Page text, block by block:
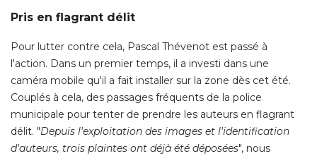
Pris en flagrant délit
Pour lutter contre cela, Pascal Thévenot est passé à
l'action. Dans un premier temps, il a investi dans une
caméra mobile qu'il a fait installer sur la zone dès cet été.
Couplés à cela, des passages fréquents de la police
municipale pour tenter de prendre les auteurs en flagrant
délit. "Depuis l'exploitation des images et l'identification
d'auteurs, trois plaintes ont déjà été déposées", nous